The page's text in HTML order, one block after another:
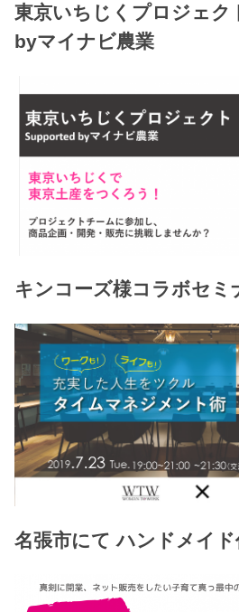
東京いちじくプロジェ
byマイナビ農業
キンコーズ様コラボセミ
名張市にて ハンドメイ